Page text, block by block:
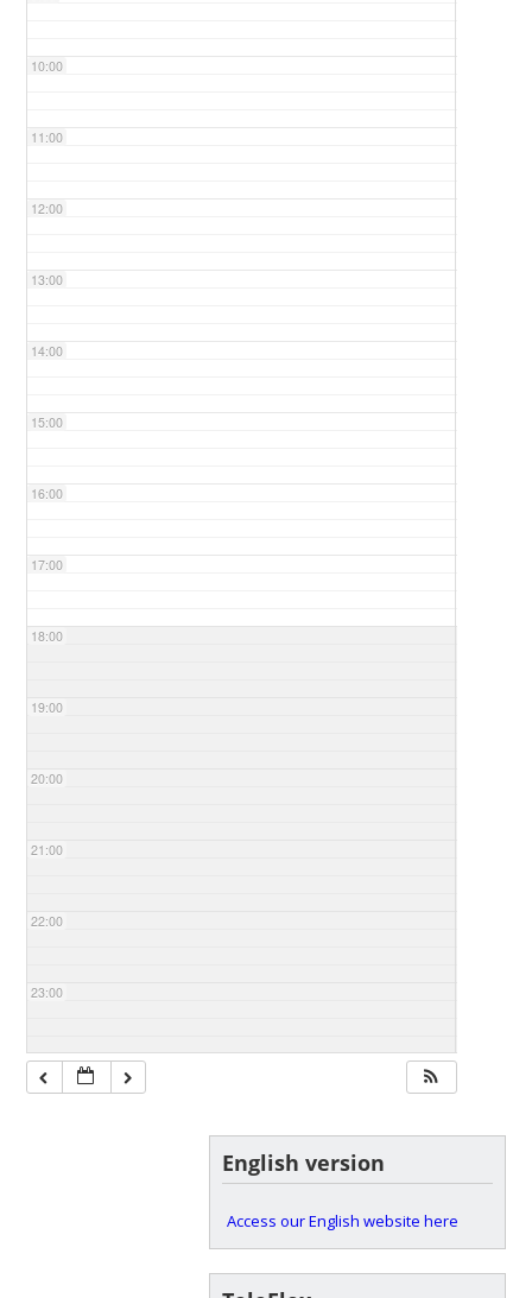
10:00
11:00
12:00
13:00
14:00
15:00
16:00
17:00
18:00
19:00
20:00
21:00
22:00
23:00
English version
Access our English website here